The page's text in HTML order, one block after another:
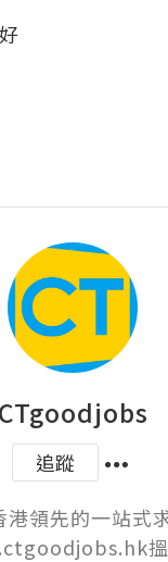
CTgoodjobs
追蹤
領先的一站式